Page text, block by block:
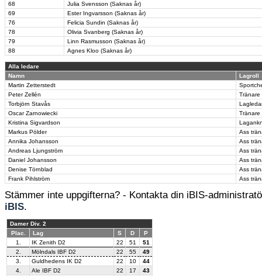
68
Julia Svensson (Saknas år)
69
Ester Ingvarsson (Saknas år)
76
Felicia Sundin (Saknas år)
78
Olivia Svanberg (Saknas år)
79
Linn Rasmusson (Saknas år)
88
Agnes Kloo (Saknas år)
Alla ledare
Namn
Lagroll
Martin Zetterstedt
Peter Zellén
Tränare
Torbjörn Stavås
Oscar Zarnowiecki
Tränare
Kristina Sigvardson
Markus Pölder
Ass
Annika Johansson
Ass
Andreas Ljungström
Ass
Daniel Johansson
Ass
Denise Törnblad
Ass
Frank Pihlström
Ass
Stämmer inte uppgifterna? - Kontakta din iBIS-
iBIS.
Damer Div. 2
Plac.
Lag S D P
1. IK Zenith D2 22 51
51
2.
Mölndals IBF D2 22 55
49
3.
Guldhedens IK D2 22 10
44
4.
Ale IBF D2 22 17
43